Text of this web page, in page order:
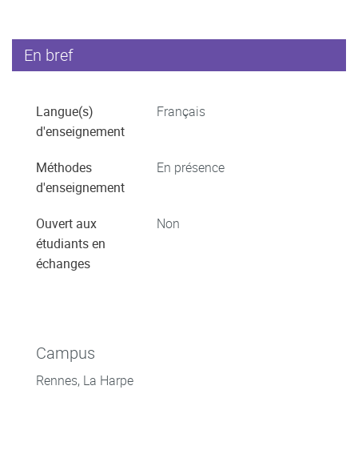
En bref
Langue(s)
d'enseignement
Français
Méthodes
d'enseignement
En présence
Ouvert aux
étudiants en
échanges
Non
Campus
Rennes, La Harpe